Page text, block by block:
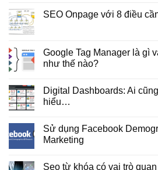
SEO Onpage với 8 điều
Google Tag Manager là gì
như thế nào?
Digital Dashboards: Ai
hiểu…
Sử dụng Facebook
Marketing
Seo từ khóa có vai trò